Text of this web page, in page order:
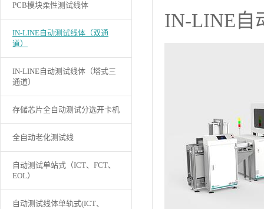
PCB模块柔性测试线体
IN-LINE自动测试线体（双通
道）
IN-LINE自动测试线体（塔式三
通道）
存储芯片全自动测试分选开卡机
全自动老化测试线
自动测试单站式（ICT、FCT、
EOL）
自动测试线体单轨式(ICT、
IN-LINE自